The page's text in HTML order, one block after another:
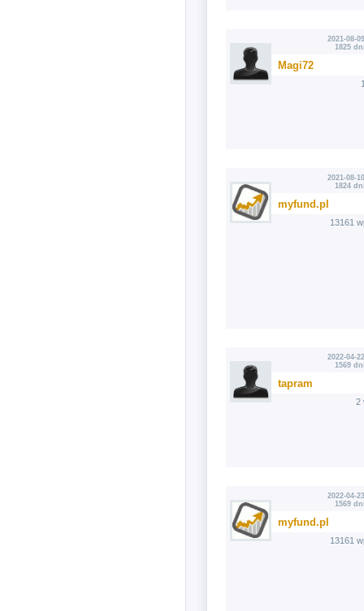
2021-08-
1825
Magi72
2021-08-
1824
myfund.pl
13161
2022-04-
1569
tapram
2
2022-04-
1569
myfund.pl
13161